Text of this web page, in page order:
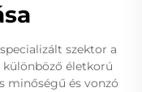
szektor a
különböző életkorú
minőségű és vonzó